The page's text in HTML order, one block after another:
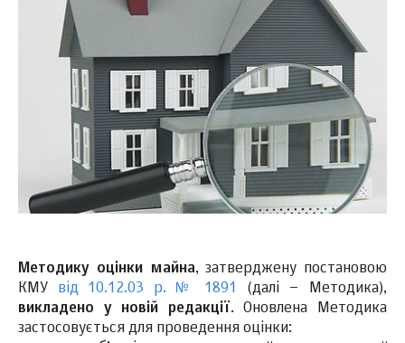
Методику оцінки майна, затверджену постановою
КМУ від 10.12.03 р. № 1891
(далі – Методика),
викладено у новій редакції. Оновлена Методика
застосовується для проведення оцінки: